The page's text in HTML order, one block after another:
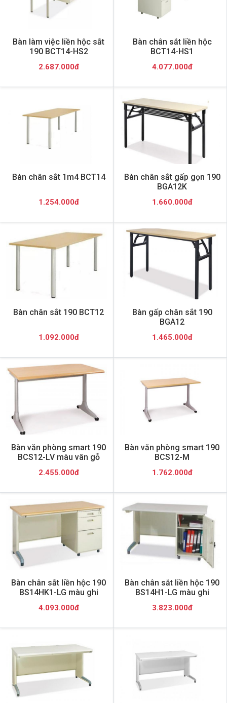
Bàn làm việc liền hộc sắt
190 BCT14-HS2
2.687.000đ
Bàn chân sắt liền hộc
BCT14-HS1
4.077.000đ
Bàn chân sắt 1m4 BCT14
1.254.000đ
Bàn chân sắt gấp gọn 190
BGA12K
1.660.000đ
Bàn chân sắt 190 BCT12
1.092.000đ
Bàn gấp chân sắt 190
BGA12
1.465.000đ
Bàn văn phòng smart 190
BCS12-LV màu vân gỗ
2.455.000đ
Bàn văn phòng smart 190
BCS12-M
1.762.000đ
Bàn chân sắt liền hộc 190
BS14HK1-LG màu ghi
4.093.000đ
Bàn chân sắt liền hộc 190
BS14H1-LG màu ghi
3.823.000đ